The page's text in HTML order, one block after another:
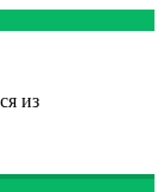
из